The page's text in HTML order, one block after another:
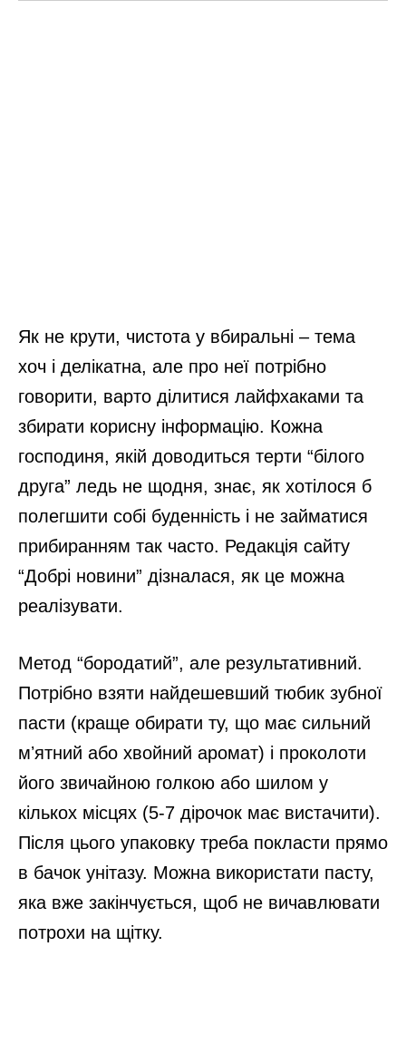
Як не крути, чистота у вбиральні – тема
хоч і делікатна, але про неї потрібно
говорити, варто ділитися лайфхаками та
збирати корисну інформацію. Кожна
господиня, якій доводиться терти “білого
друга” ледь не щодня, знає, як хотілося б
полегшити собі буденність і не займатися
прибиранням так часто. Редакція сайту
“Добрі новини” дізналася, як це можна
реалізувати.
Метод “бородатий”, але результативний.
Потрібно взяти найдешевший тюбик зубної
пасти (краще обирати ту, що має сильний
мʼятний або хвойний аромат) і проколоти
його звичайною голкою або шилом у
кількох місцях (5-7 дірочок має вистачити).
Після цього упаковку треба покласти прямо
в бачок унітазу. Можна використати пасту,
яка вже закінчується, щоб не вичавлювати
потрохи на щітку.